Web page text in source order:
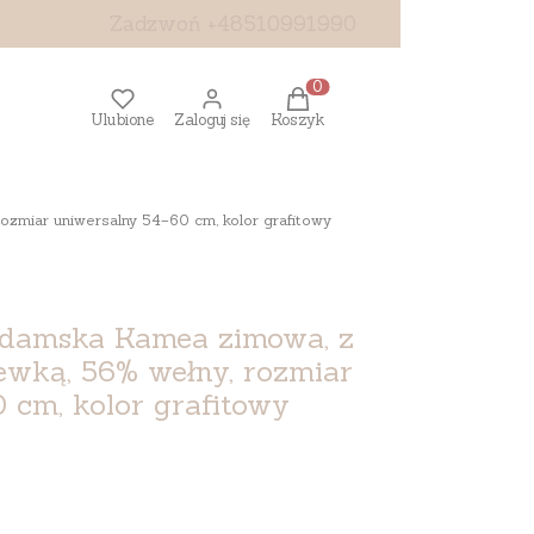
Ulubione Zaloguj się
Produkty w koszyku: 0.
Koszyk
uniwersalny 54–60 cm, kolor grafitowy
Kamea zimowa, z
56% wełny, rozmiar
cm, kolor grafitowy